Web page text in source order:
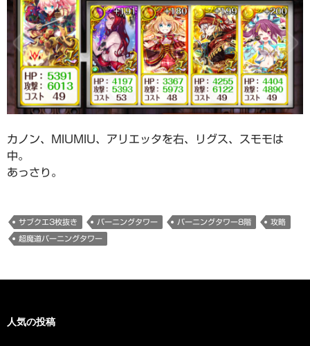
カノン、MIUMIU、アリエッタを右、リグス、スモモは
中。
あっさり。
サブクエ3枚抜き バーニングタワー バーニングタワー8階 攻略
超魔道バーニングタワー
人気の投稿